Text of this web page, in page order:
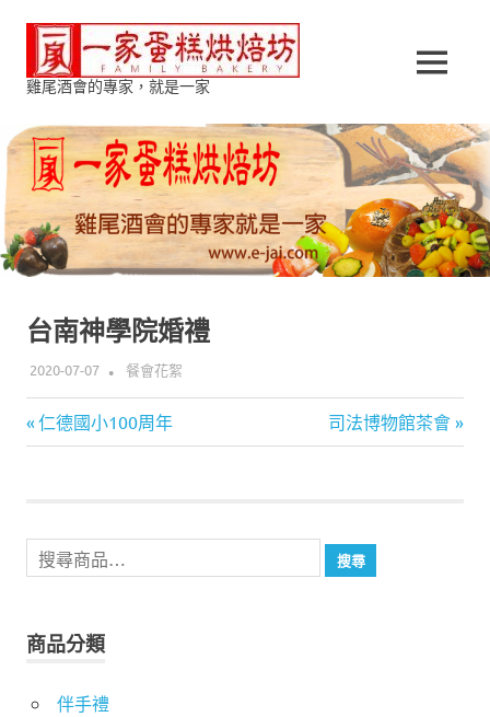
content
蛋
糕
烘
雞尾酒會的專家，就是一家
MENU
台南神學院婚禮
2020-07-07 KENFIRE159
餐會花絮
文
覽
Previous
Post:
仁德國小100周年
Next
Post:
司法博物館茶會
搜
尋
鍵
字:
搜尋
商品分類
伴手禮